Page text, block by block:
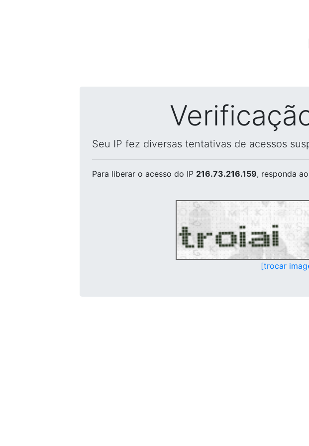
Seu IP fez diversas tentativas de acessos
Para liberar o acesso do IP 216.73.216.159, responda
[trocar